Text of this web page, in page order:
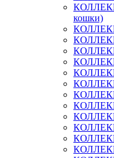
кошки)